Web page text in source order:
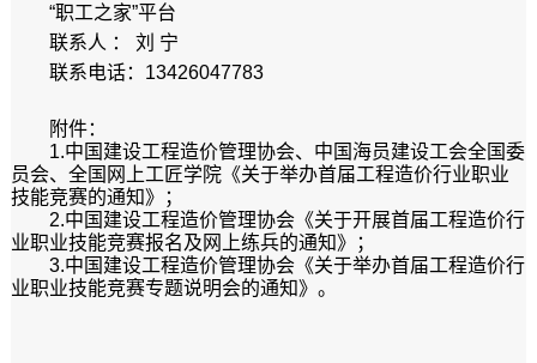
“职工之家”平台
联系人 ： 刘 宁
联系电话：13426047783
附件：
1.中国建设工程造价管理协会、中国海员建设工会全国委
员会、全国网上工匠学院《关于举办首届工程造价行业职业
技能竞赛的通知》；
2.中国建设工程造价管理协会《关于开展首届工程造价行
业职业技能竞赛报名及网上练兵的通知》；
3.中国建设工程造价管理协会《关于举办首届工程造价行
业职业技能竞赛专题说明会的通知》。